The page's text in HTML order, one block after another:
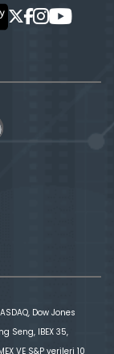
Dow Jones
Seng, IBEX 35,
VE S&P verileri 10